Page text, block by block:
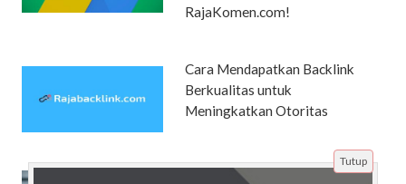
RajaKomen.com!
Cara Mendapatkan Backlink
Berkualitas untuk
Meningkatkan Otoritas
Strategi Jualan di Sosial Media
Tutup